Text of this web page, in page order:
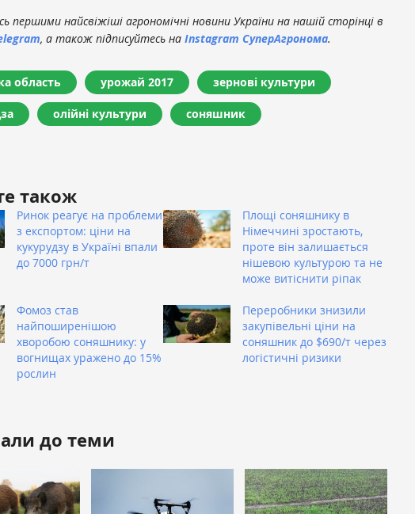
першими найсвіжіші агрономічні новини України на нашій сторінці в
, а також підписуйтесь на Instagram СуперАгронома.
область урожай 2017 зернові культури
олійні культури соняшник
також
Ринок реагує на проблеми
з експортом: ціни на
кукурудзу в Україні впали
до 7000 грн/т
Площі соняшнику в
Німеччині зростають,
проте він залишається
нішевою культурою та не
може витіснити ріпак
Фомоз став
найпоширенішою
хворобою соняшнику: у
вогнищах уражено до 15%
рослин
Переробники знизили
закупівельні ціни на
соняшник до $690/т через
логістичні ризики
до теми